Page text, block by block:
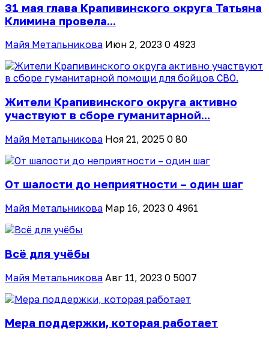
31 мая глава Крапивинского округа Татьяна
Климина провела...
Майя Метальникова Июн 2, 2023 0 4923
Жители Крапивинского округа активно
участвуют в сборе гуманитарной...
Майя Метальникова Ноя 21, 2025 0 80
От шалости до неприятности – один шаг
Майя Метальникова Мар 16, 2023 0 4961
Всё для учёбы
Майя Метальникова Авг 11, 2023 0 5007
Мера поддержки, которая работает